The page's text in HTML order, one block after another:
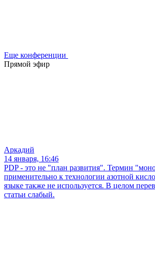
Еще конференции
Прямой эфир
Аркадий
14 января, 16:46
PDP - это не "план развития". Термин
применительно к технологии азотной
языке также не используется. В целом
статьи слабый.